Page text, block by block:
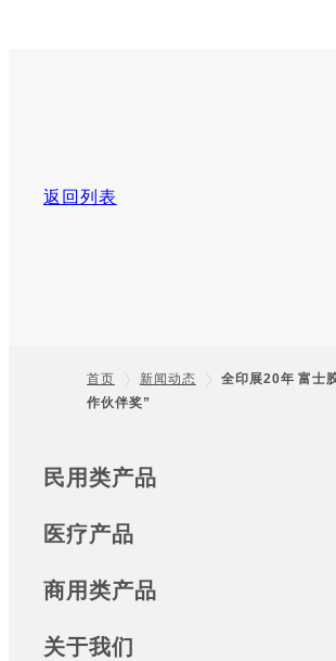
返回列表
Footer
首页 新闻动态
全印展20年 富士
作伙伴奖”
Sitemap
民用类产品
医疗产品
商用类产品
关于我们